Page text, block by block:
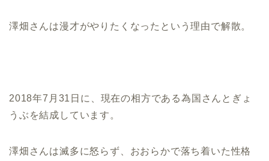
澤畑さんは漫才がやりたくなったという理由で解散。
2018年7月31日に、現在の相方である為国さんと ぎょ
うぶを結成しています。
澤畑さんは滅多に怒らず、おおらかで落ち着いた性格